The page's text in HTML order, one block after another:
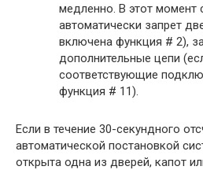
медленно. В этот момент
автоматически запрет
включена функция # 2),
дополнительные цепи
соответствующие
функция # 11).
Если в течение 30-секундного
автоматической постановкой
открыта одна из дверей, капот